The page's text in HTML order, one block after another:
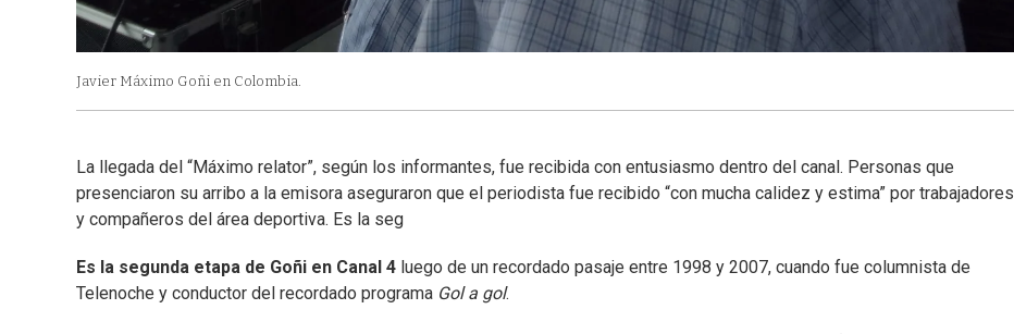
Javier Máximo Goñi en Colombia.
La llegada del “Máximo relator”, según los informantes, fue recibida con entusiasmo dentro del canal. Personas que
presenciaron su arribo a la emisora aseguraron que el periodista fue recibido “con mucha calidez y estima” por trabajadores
y compañeros del área deportiva. Es la seg
Es la segunda etapa de Goñi en Canal 4 luego de un recordado pasaje entre 1998 y 2007, cuando fue columnista de
Telenoche y conductor del recordado programa Gol a gol.